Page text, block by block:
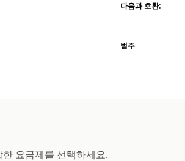
다음과 호환:
범주
요금제를 선택하세요.